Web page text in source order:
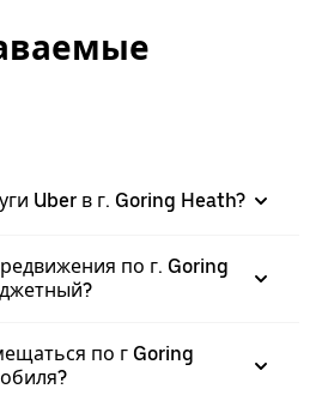
Uber в г. Goring Heath?
по г. Goring
по г Goring